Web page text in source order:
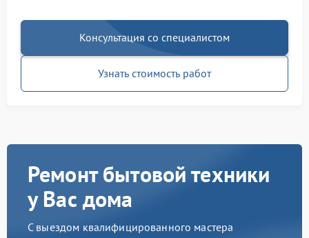
Консультация со специалистом
Узнать стоимость работ
Ремонт бытовой техники
у Вас дома
С выездом квалифицированного мастера